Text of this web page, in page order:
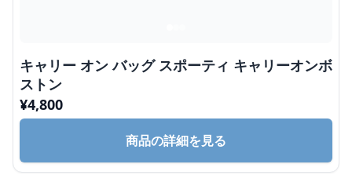
キャリー オン バッグ スポーティ キャリーオンボ
ストン
¥4,800
商品の詳細を見る